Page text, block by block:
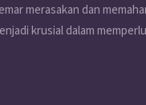
merasakan dan
krusial dalam